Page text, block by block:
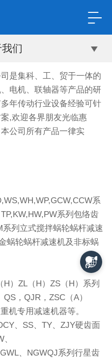
们
是集科、工、贸于一体的
电机、联轴器等产品的研
年传动行业设备经验可针
,欢迎各界朋友光临惠
公司所有产品一律实
系
系列包络齿
列立式搅拌蜗轮蜗杆减速
蜗轮蜗杆减速机及非标蜗
）ZL（H）ZS（H）系列
，QJR，ZSC（A）
机专用减速机器等。
、SS、TY、ZJY硬齿面
、NGWQJ系列行星齿